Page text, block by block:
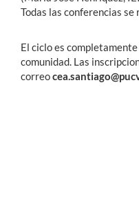
Todas las conferencias
El ciclo es
comunidad. Las
correo